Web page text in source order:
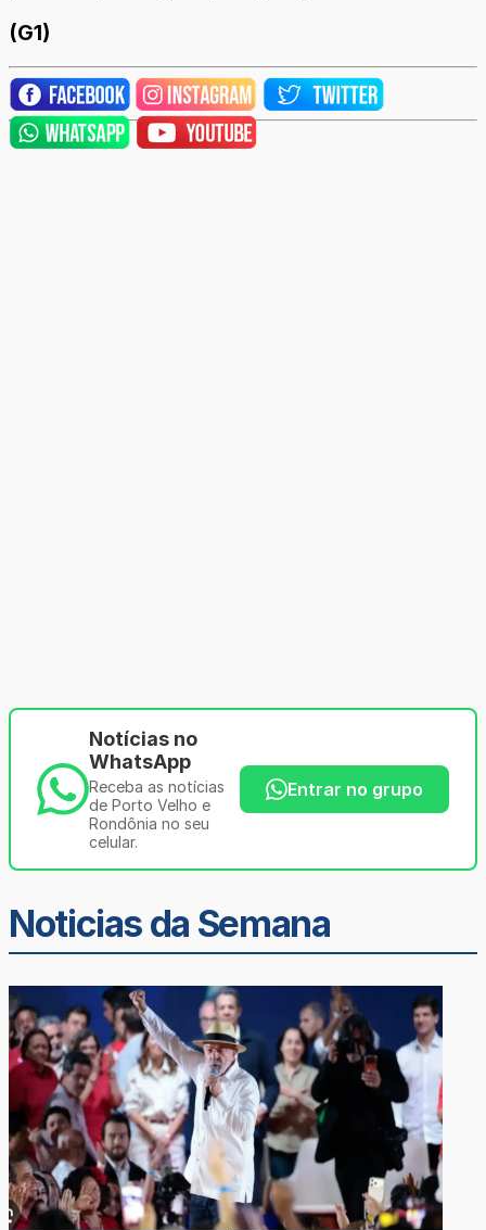
(G1)
Notícias no
WhatsApp
Receba as notícias
de Porto Velho e
Rondônia no seu
celular.
Entrar no grupo
Noticias da Semana